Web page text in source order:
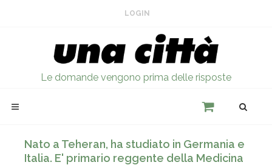
LOGIN
Le domande vengono prima delle risposte
Nato a Teheran, ha studiato in Germania e
Italia. E' primario reggente della Medicina